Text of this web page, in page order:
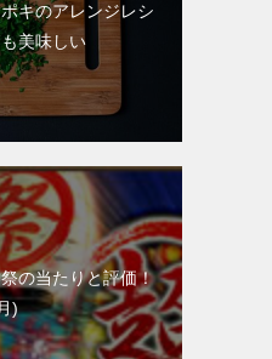
キのアレンジレシ
美味しい
の当たりと評価！
)